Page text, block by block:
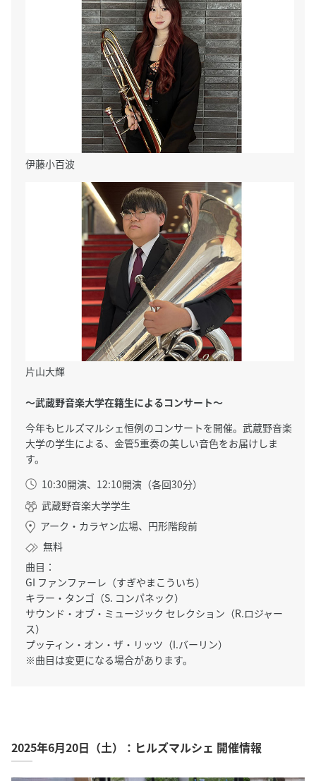
伊藤小百波
片山大輝
～武蔵野音楽大学在籍生によるコンサート～
今年もヒルズマルシェ恒例のコンサートを開催。武蔵野音楽
大学の学生による、金管5重奏の美しい音色をお届けしま
す。
10:30開演、12:10開演（各回30分）
武蔵野音楽大学学生
アーク・カラヤン広場、円形階段前
無料
曲目：
GI ファンファーレ（すぎやまこういち）
キラー・タンゴ（S. コンパネック）
サウンド・オブ・ミュージック セレクション（R.ロジャー
ス）
プッティン・オン・ザ・リッツ（I.バーリン）
※曲目は変更になる場合があります。
2025年6月20日（土）：ヒルズマルシェ 開催情報